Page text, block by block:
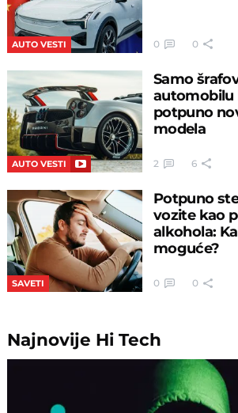
AUTO VESTI 0 0
AUTO VESTI
Samo
automobilu
potpuno
modela
2 6
SAVETI
Potpuno
vozite kao
alkohola:
moguće?
0 0
Najnovije Hi Tech